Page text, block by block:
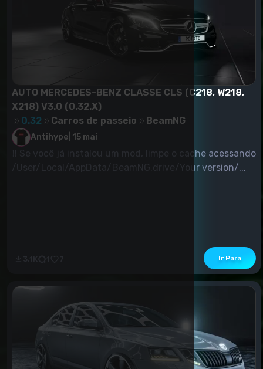
AUTO MERCEDES-BENZ CLASSE CLS (C218, W218,
X218) V3.0 (0.32.X)
0.32
Carros de passeio BeamNG
Antihype 15 mai
‼ Se você já instalou um mod, limpe o cache acessando
/User/Local/AppData/BeamNG.drive/Your version/...
Ir Para